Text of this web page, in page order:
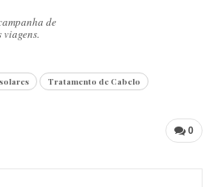
de
Tratamento de Cabelo
0